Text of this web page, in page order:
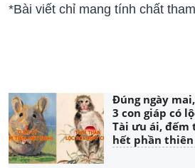
*Bài viết chỉ mang tính chất
Đúng ngày
3 con giáp có
Tài ưu ái, đếm
hết phần thiên